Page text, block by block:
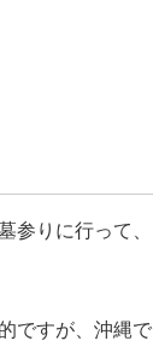
参りに行って、
ですが、沖縄で